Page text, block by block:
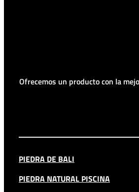
Ofrecemos un producto con la
PIEDRA DE BALI
PIEDRA NATURAL PISCINA